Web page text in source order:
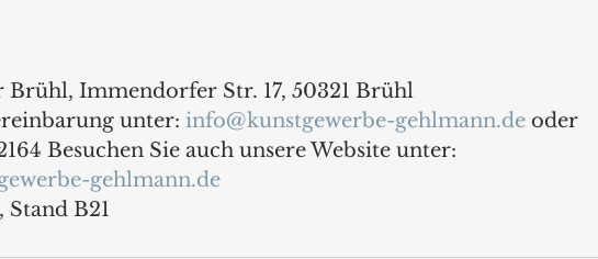
Brühl, Immendorfer Str. 17, 50321 Brühl
unter: info@kunstgewerbe-gehlmann.de oder
Besuchen Sie auch unsere Website unter:
gehlmann.de
Stand B21